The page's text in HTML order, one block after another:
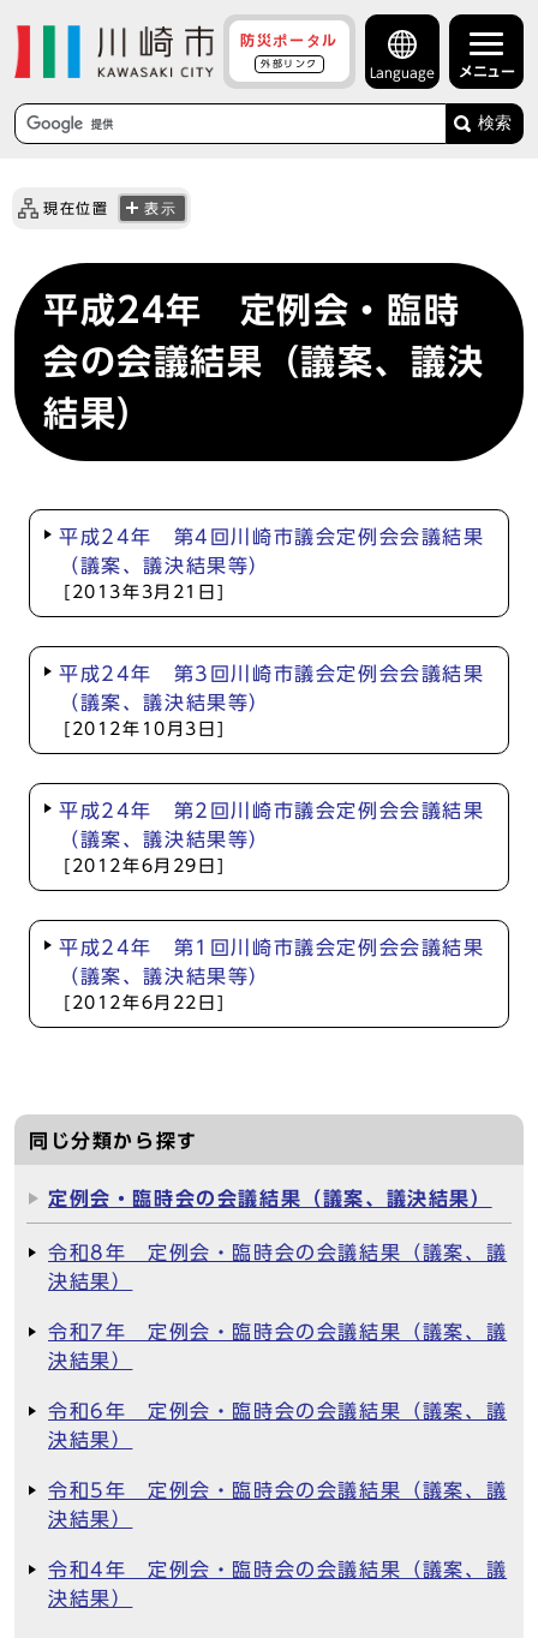
防災ポータル
外部リンク
Language メニュー
検索
現在位置 表示
平成24年 定例会・臨時
会の会議結果（議案、議決
結果）
平成24年 第4回川崎市議会定例会会議結果
（議案、議決結果等）
[2013年3月21日]
平成24年 第3回川崎市議会定例会会議結果
（議案、議決結果等）
[2012年10月3日]
平成24年 第2回川崎市議会定例会会議結果
（議案、議決結果等）
[2012年6月29日]
平成24年 第1回川崎市議会定例会会議結果
（議案、議決結果等）
[2012年6月22日]
同じ分類から探す
定例会・臨時会の会議結果（議案、議決結果）
令和8年 定例会・臨時会の会議結果（議案、議
決結果）
令和7年 定例会・臨時会の会議結果（議案、議
決結果）
令和6年 定例会・臨時会の会議結果（議案、議
決結果）
令和5年 定例会・臨時会の会議結果（議案、議
決結果）
令和4年 定例会・臨時会の会議結果（議案、議
決結果）